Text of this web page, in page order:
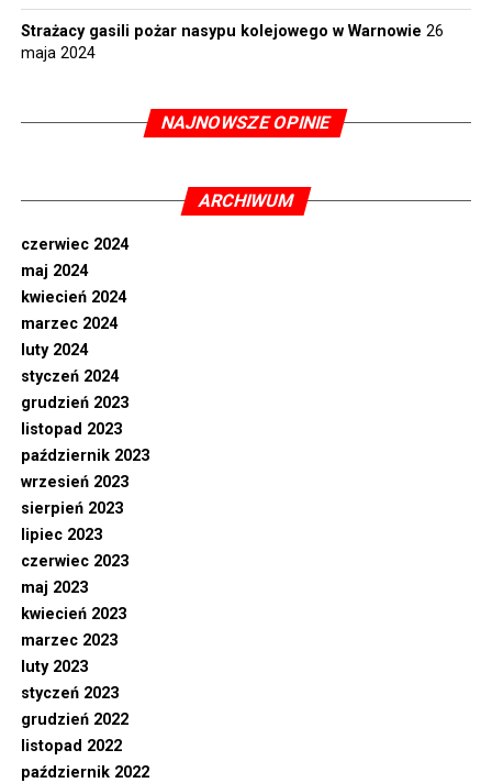
Strażacy gasili pożar nasypu kolejowego w Warnowie 26
maja 2024
NAJNOWSZE OPINIE
ARCHIWUM
czerwiec 2024
maj 2024
kwiecień 2024
marzec 2024
luty 2024
styczeń 2024
grudzień 2023
listopad 2023
październik 2023
wrzesień 2023
sierpień 2023
lipiec 2023
czerwiec 2023
maj 2023
kwiecień 2023
marzec 2023
luty 2023
styczeń 2023
grudzień 2022
listopad 2022
październik 2022